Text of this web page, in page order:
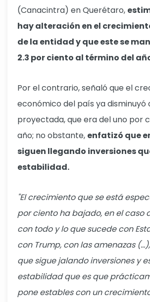
(Canacintra) en Querétaro,
hay alteración en el
de la entidad y que este se
2.3 por ciento al término del
Por el contrario, señaló que el
económico del país ya disminuyó
proyectada, que era del uno por
año; no obstante, enfatizó que
siguen llegando inversiones
estabilidad.
"El crecimiento que se está
por ciento ha bajado, en el caso
con todo y lo que sucede con
con Trump, con las amenazas
que sigue jalando inversiones y
estabilidad que es que
pone estables con un